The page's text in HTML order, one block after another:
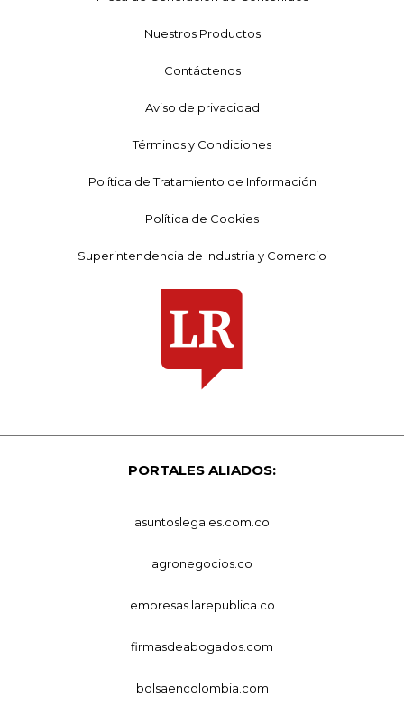
Nuestros Productos
Contáctenos
Aviso de privacidad
Términos y Condiciones
Política de Tratamiento de Información
Política de Cookies
Superintendencia de Industria y Comercio
PORTALES ALIADOS:
asuntoslegales.com.co
agronegocios.co
empresas.larepublica.co
firmasdeabogados.com
bolsaencolombia.com